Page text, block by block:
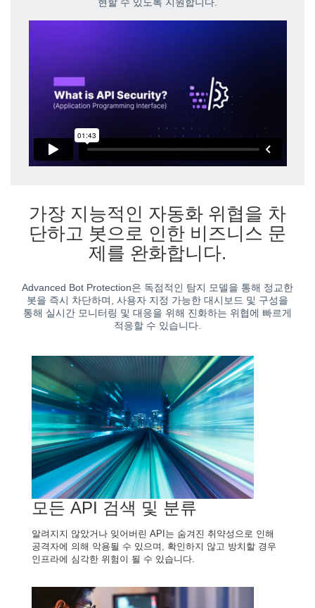
현할 수 있도록 지원합니다.
가장 지능적인 자동화 위협을 차
단하고 봇으로 인한 비즈니스 문
제를 완화합니다.
Advanced Bot Protection은 독점적인 탐지 모델을 통해 정교한
봇을 즉시 차단하며, 사용자 지정 가능한 대시보드 및 구성을
통해 실시간 모니터링 및 대응을 위해 진화하는 위협에 빠르게
적응할 수 있습니다.
모든 API 검색 및 분류
알려지지 않았거나 잊어버린 API는 숨겨진 취약성으로 인해
공격자에 의해 악용될 수 있으며, 확인하지 않고 방치할 경우
인프라에 심각한 위험이 될 수 있습니다.